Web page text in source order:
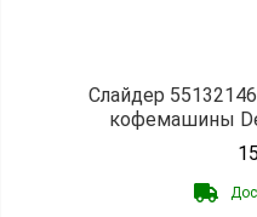
Слайдер
кофемашины